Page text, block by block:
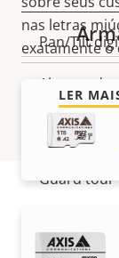
Descrição
da
Pan/Tilt
Alcance do
Faixa de
Guard tour
Zoom
nas letras
exatamente o
LER